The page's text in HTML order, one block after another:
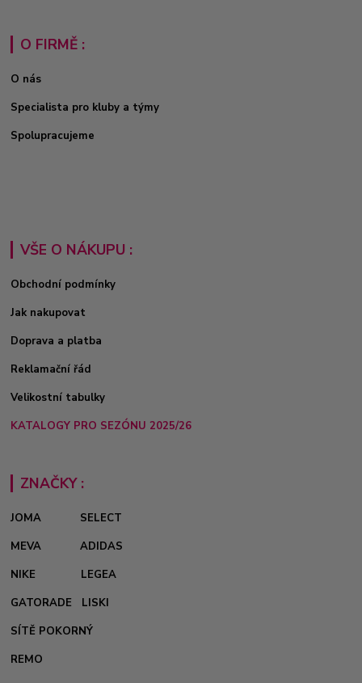
O FIRMĚ :
O nás
Specialista pro kluby a týmy
Spolupracujeme
VŠE O NÁKUPU :
Obchodní podmínky
Jak nakupovat
Doprava a platba
Reklamační řád
Velikostní tabulky
KATALOGY PRO SEZÓNU 2025/26
ZNAČKY :
JOMA
SELECT
MEVA
ADIDAS
NIKE
LEGEA
GATORADE
LISKI
SÍTĚ POKORNÝ
REMO